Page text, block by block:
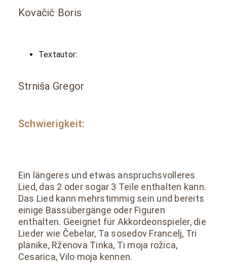
Kovačič Boris
Textautor:
Strniša Gregor
Schwierigkeit:
Ein längeres und etwas anspruchsvolleres
Lied, das 2 oder sogar 3 Teile enthalten kann.
Das Lied kann mehrstimmig sein und bereits
einige Bassübergänge oder Figuren
enthalten. Geeignet für Akkordeonspieler, die
Lieder wie Čebelar, Ta sosedov Francelj, Tri
planike, Rženova Tinka, Ti moja rožica,
Cesarica, Vilo moja kennen.